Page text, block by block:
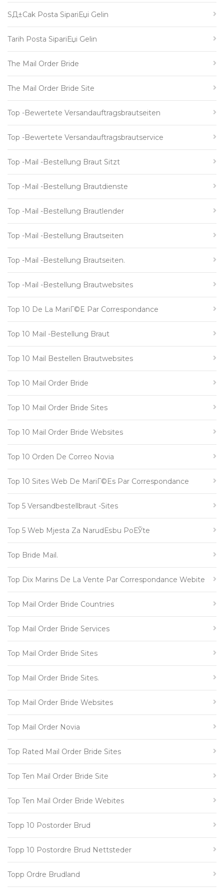
SД±cak Posta SipariЕџi Gelin
Tarih Posta SipariЕџi Gelin
The Mail Order Bride
The Mail Order Bride Site
Top -bewertete Versandauftragsbrautseiten
Top -bewertete Versandauftragsbrautservice
Top -Mail -Bestellung Braut Sitzt
Top -Mail -Bestellung Brautdienste
Top -Mail -Bestellung Brautlender
Top -Mail -Bestellung Brautseiten
Top -Mail -Bestellung Brautseiten.
Top -Mail -Bestellung Brautwebsites
Top 10 De La MariГ©e Par Correspondance
Top 10 Mail -Bestellung Braut
Top 10 Mail Bestellen Brautwebsites
Top 10 Mail Order Bride
Top 10 Mail Order Bride Sites
Top 10 Mail Order Bride Websites
Top 10 Orden De Correo Novia
Top 10 Sites Web De MariГ©es Par Correspondance
Top 5 Versandbestellbraut -Sites
Top 5 Web Mjesta Za NarudЕѕbu PoЕЎte
Top Bride Mail.
Top Dix Marins De La Vente Par Correspondance Webite
Top Mail Order Bride Countries
Top Mail Order Bride Services
Top Mail Order Bride Sites
Top Mail Order Bride Sites.
Top Mail Order Bride Websites
Top Mail Order Novia
Top Rated Mail Order Bride Sites
Top Ten Mail Order Bride Site
Top Ten Mail Order Bride Webites
Topp 10 Postorder Brud
Topp 10 Postordre Brud Nettsteder
Topp Ordre Brudland